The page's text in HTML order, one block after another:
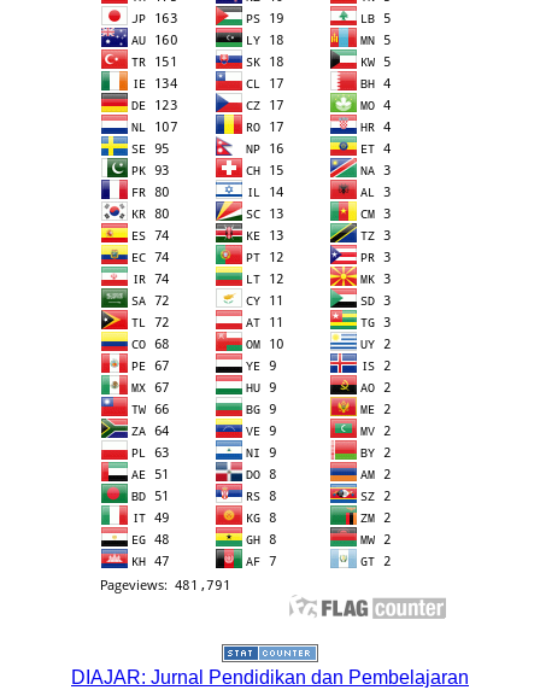
DIAJAR: Jurnal Pendidikan dan Pembelajaran